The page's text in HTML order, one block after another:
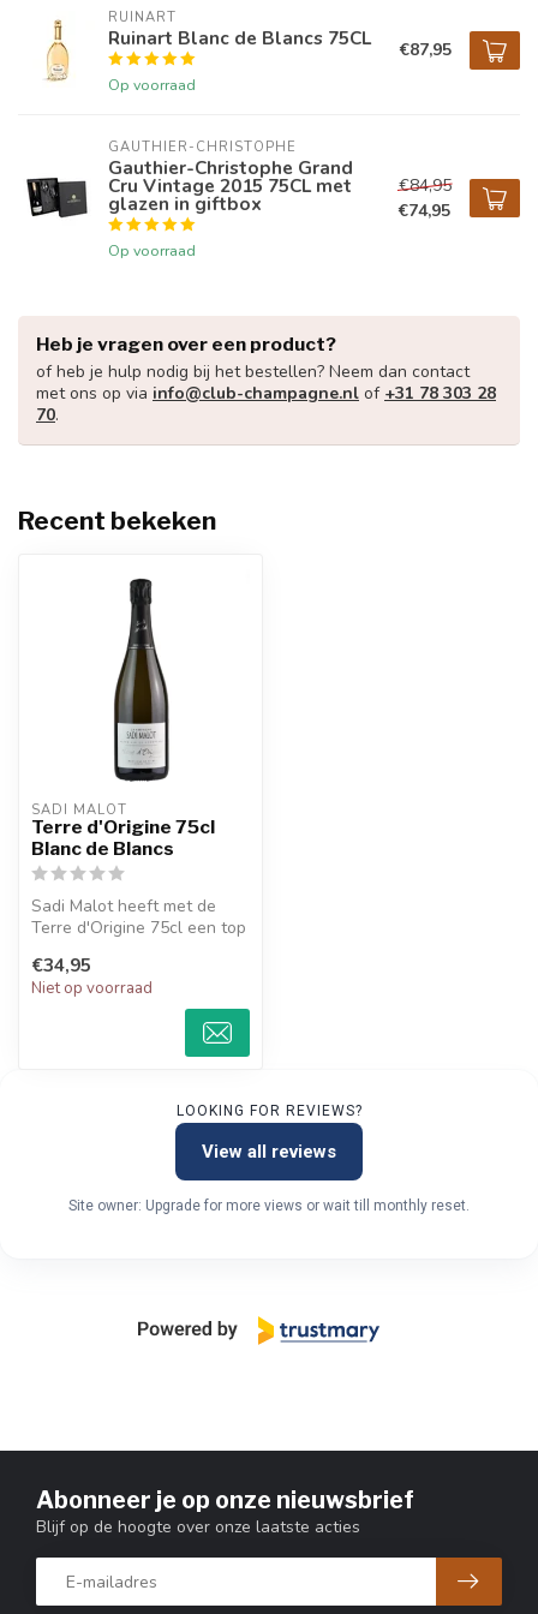
RUINART
Ruinart Blanc de Blancs 75CL
Op voorraad
€87,95
GAUTHIER-CHRISTOPHE
Gauthier-Christophe Grand
Cru Vintage 2015 75CL met
glazen in giftbox
Op voorraad
€84,95
€74,95
Heb je vragen over een product?
of heb je hulp nodig bij het bestellen? Neem dan contact
met ons op via info@club-champagne.nl of +31 78 303 28
70.
Recent bekeken
SADI MALOT
Terre d'Origine 75cl
Blanc de Blancs
Sadi Malot heeft met de
Terre d'Origine 75cl een top
ma...
€34,95
Niet op voorraad
LOOKING FOR REVIEWS?
View all reviews
Site owner: Upgrade for more views or wait till monthly reset.
Abonneer je op onze nieuwsbrief
Blijf op de hoogte over onze laatste acties